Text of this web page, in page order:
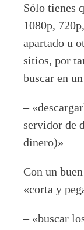
Sólo tienes
1080p,
apartado u
sitios, por
buscar en
–
servidor de
dinero)»
Con un
«corta y
– «buscar